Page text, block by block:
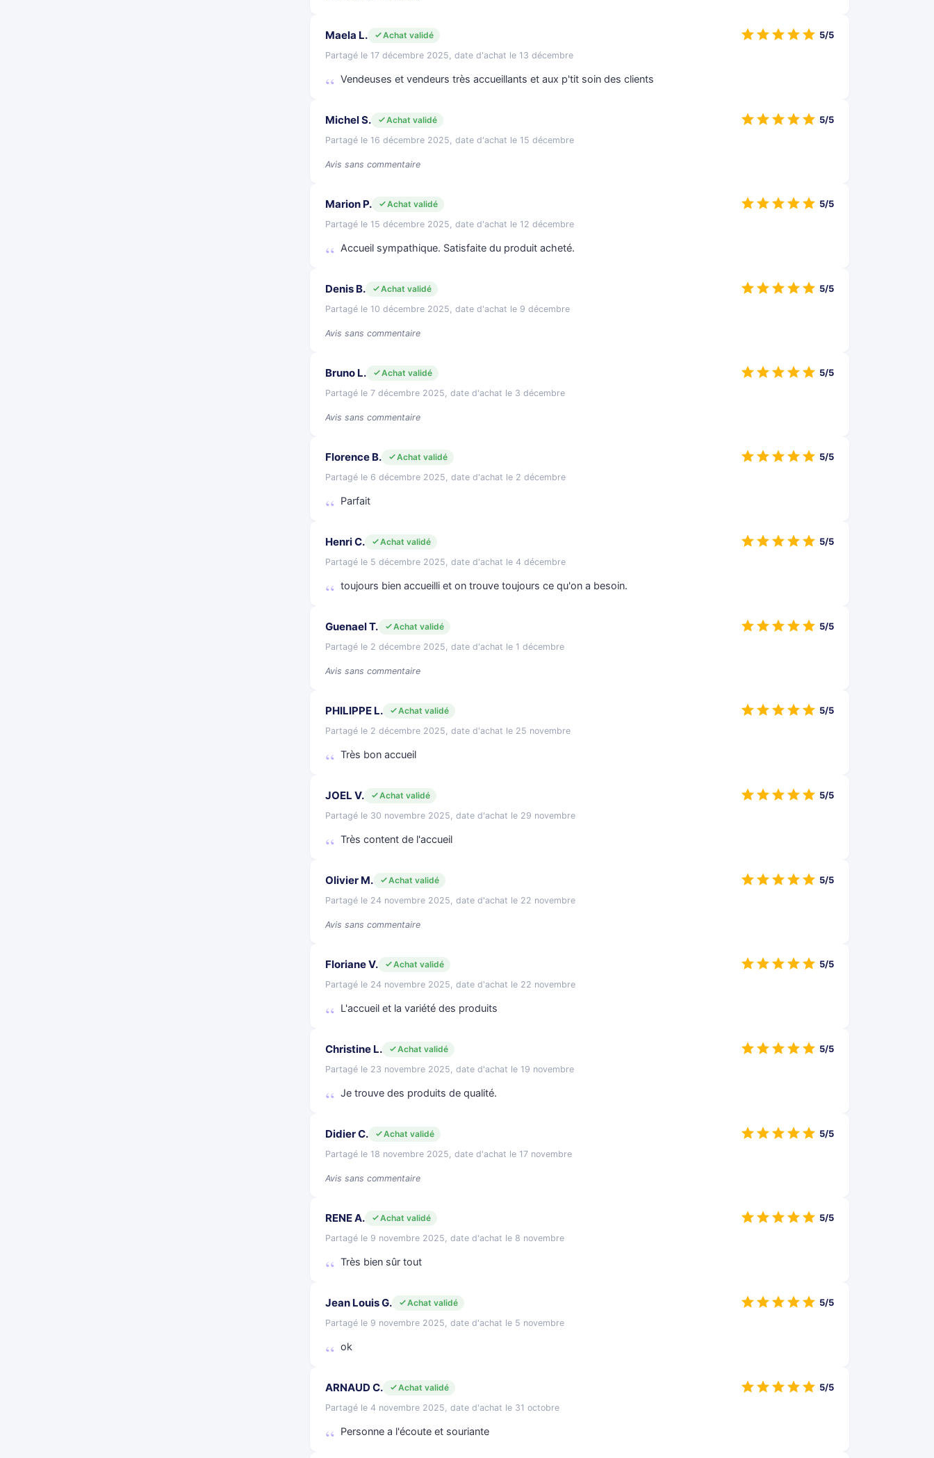
Maela L.
Achat validé
Partagé le 17 décembre 2025, date d'achat le 13 décembre
Vendeuses et vendeurs très accueillants et aux p'tit soin des clients
5/5
Michel S.
Achat validé
Partagé le 16 décembre 2025, date d'achat le 15 décembre
Avis sans commentaire
5/5
Marion P.
Achat validé
Partagé le 15 décembre 2025, date d'achat le 12 décembre
Accueil sympathique. Satisfaite du produit acheté.
5/5
Denis B.
Achat validé
Partagé le 10 décembre 2025, date d'achat le 9 décembre
Avis sans commentaire
5/5
Bruno L.
Achat validé
Partagé le 7 décembre 2025, date d'achat le 3 décembre
Avis sans commentaire
5/5
Florence B.
Achat validé
Partagé le 6 décembre 2025, date d'achat le 2 décembre
Parfait
5/5
Henri C.
Achat validé
Partagé le 5 décembre 2025, date d'achat le 4 décembre
toujours bien accueilli et on trouve toujours ce qu'on a besoin.
5/5
Guenael T.
Achat validé
Partagé le 2 décembre 2025, date d'achat le 1 décembre
Avis sans commentaire
5/5
PHILIPPE L.
Achat validé
Partagé le 2 décembre 2025, date d'achat le 25 novembre
Très bon accueil
5/5
JOEL V.
Achat validé
Partagé le 30 novembre 2025, date d'achat le 29 novembre
Très content de l'accueil
5/5
Olivier M.
Achat validé
Partagé le 24 novembre 2025, date d'achat le 22 novembre
Avis sans commentaire
5/5
Floriane V.
Achat validé
Partagé le 24 novembre 2025, date d'achat le 22 novembre
L'accueil et la variété des produits
5/5
Christine L.
Achat validé
Partagé le 23 novembre 2025, date d'achat le 19 novembre
Je trouve des produits de qualité.
5/5
Didier C.
Achat validé
Partagé le 18 novembre 2025, date d'achat le 17 novembre
Avis sans commentaire
5/5
RENE A.
Achat validé
Partagé le 9 novembre 2025, date d'achat le 8 novembre
Très bien sûr tout
5/5
Jean Louis G.
Achat validé
Partagé le 9 novembre 2025, date d'achat le 5 novembre
ok
5/5
ARNAUD C.
Achat validé
Partagé le 4 novembre 2025, date d'achat le 31 octobre
Personne a l'écoute et souriante
5/5